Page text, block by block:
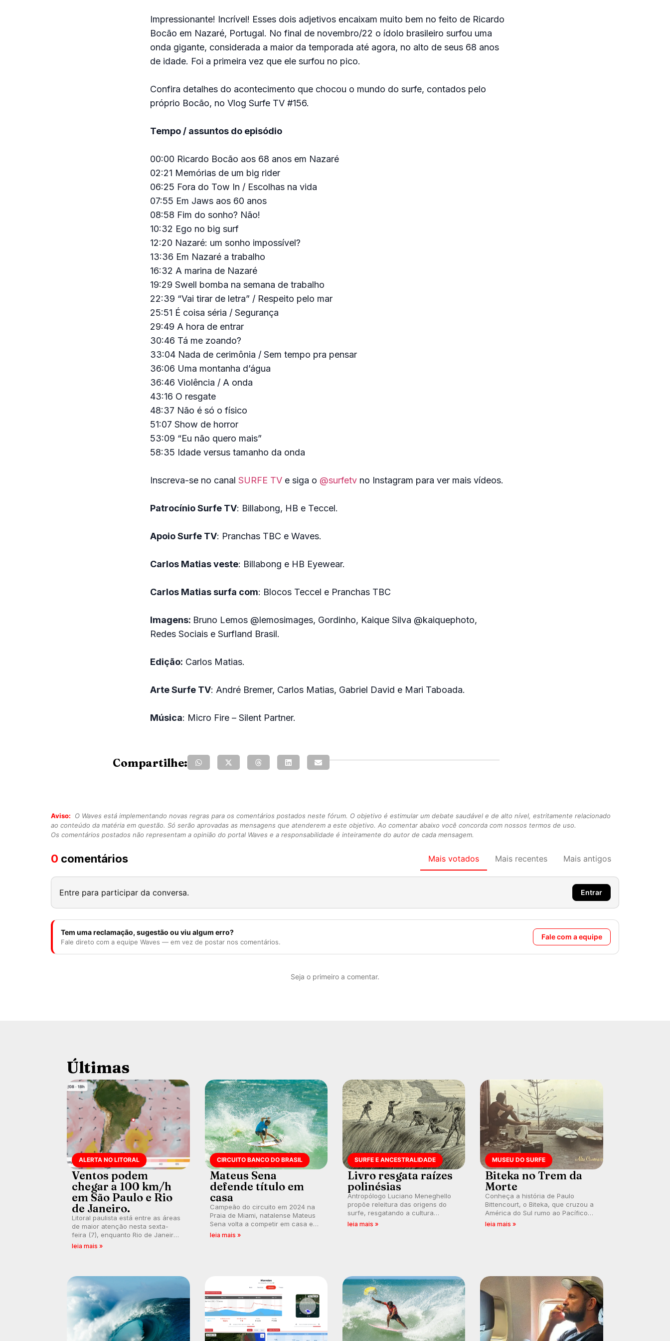
Impressionante! Incrível! Esses dois adjetivos encaixam muito bem no feito de Ricardo
Bocão em Nazaré, Portugal. No final de novembro/22 o ídolo brasileiro surfou uma
onda gigante, considerada a maior da temporada até agora, no alto de seus 68 anos
de idade. Foi a primeira vez que ele surfou no pico.
Confira detalhes do acontecimento que chocou o mundo do surfe, contados pelo
próprio Bocão, no Vlog Surfe TV #156.
Tempo / assuntos do episódio
00:00 Ricardo Bocão aos 68 anos em Nazaré
02:21 Memórias de um big rider
06:25 Fora do Tow In / Escolhas na vida
07:55 Em Jaws aos 60 anos
08:58 Fim do sonho? Não!
10:32 Ego no big surf
12:20 Nazaré: um sonho impossível?
13:36 Em Nazaré a trabalho
16:32 A marina de Nazaré
19:29 Swell bomba na semana de trabalho
22:39 “Vai tirar de letra” / Respeito pelo mar
25:51 É coisa séria / Segurança
29:49 A hora de entrar
30:46 Tá me zoando?
33:04 Nada de cerimônia / Sem tempo pra pensar
36:06 Uma montanha d’água
36:46 Violência / A onda
43:16 O resgate
48:37 Não é só o físico
51:07 Show de horror
53:09 “Eu não quero mais”
58:35 Idade versus tamanho da onda
Inscreva-se no canal SURFE TVe siga o @surfetvno Instagram para ver mais vídeos.
Patrocínio Surfe TV: Billabong, HB e Teccel.
Apoio Surfe TV: Pranchas TBC e Waves.
Carlos Matias veste: Billabong e HB Eyewear.
Carlos Matias surfa com: Blocos Teccel e Pranchas TBC
Imagens: Bruno Lemos @lemosimages, Gordinho, Kaique Silva @kaiquephoto,
Redes Sociais e Surfland Brasil.
Edição: Carlos Matias.
Arte Surfe TV: André Bremer, Carlos Matias, Gabriel David e Mari Taboada.
Música: Micro Fire – Silent Partner.
Compartilhe:
Aviso:
O Waves está implementando novas regras para os comentários postados neste fórum. O objetivo é estimular um debate saudável e de alto nível, estritamente relacionado
ao conteúdo da matéria em questão. Só serão aprovadas as mensagens que atenderem a este objetivo. Ao comentar abaixo você concorda com nossos termos de uso.
Os comentários postados não representam a opinião do portal Waves e a responsabilidade é inteiramente do autor de cada mensagem.
0 comentários Mais votados Mais recentes Mais antigos
Entre para participar da conversa. Entrar
Tem uma reclamação, sugestão ou viu algum erro?
Fale direto com a equipe Waves — em vez de postar nos comentários.
Fale com a equipe
Seja o primeiro a comentar.
Últimas
ALERTA NO LITORAL
Ventos podem
chegar a 100 km/h
em São Paulo e Rio
de Janeiro.
Litoral paulista está entre as áreas
de maior atenção nesta sexta-
feira (7), enquanto Rio de Janeiro
também recebe alerta para ventos
leia mais »
CIRCUITO BANCO DO BRASIL
Mateus Sena
defende título em
casa
Campeão do circuito em 2024 na
Praia de Miami, natalense Mateus
Sena volta a competir em casa em
busca de manter a hegemonia
leia mais »
SURFE E ANCESTRALIDADE
Livro resgata raízes
polinésias
Antropólogo Luciano Meneghello
propõe releitura das origens do
surfe, resgatando a cultura
polinésia e questionando a visão
leia mais »
MUSEU DO SURFE
Biteka no Trem da
Morte
Conheça a história de Paulo
Bittencourt, o Biteka, que cruzou a
América do Sul rumo ao Pacífico
em uma jornada que se tornou um
leia mais »